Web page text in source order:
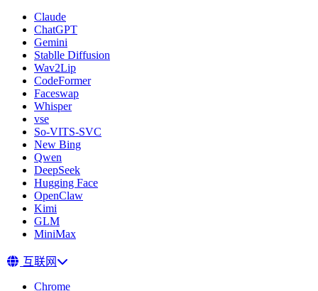
Claude
ChatGPT
Gemini
Stablle Diffusion
Wav2Lip
CodeFormer
Faceswap
Whisper
vse
So-VITS-SVC
New Bing
Qwen
DeepSeek
Hugging Face
OpenClaw
Kimi
GLM
MiniMax
互联网
Chrome